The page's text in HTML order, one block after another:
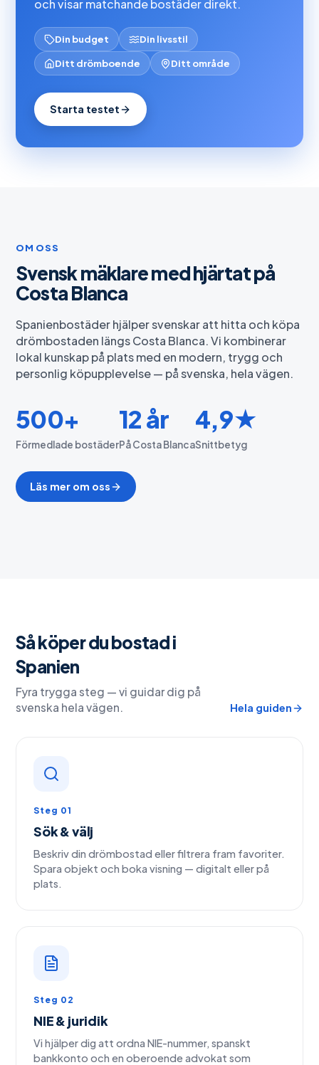
och visar matchande bostäder direkt.
Din budget Din livsstil
Ditt drömboende Ditt område
Starta testet
OM OSS
Svensk mäklare med hjärtat på
Costa Blanca
Spanienbostäder hjälper svenskar att hitta och köpa
drömbostaden längs Costa Blanca. Vi kombinerar
lokal kunskap på plats med en modern, trygg och
personlig köpupplevelse — på svenska, hela vägen.
500+
Förmedlade bostäder
12 år
På Costa Blanca
4,9★
Snittbetyg
Läs mer om oss
Så köper du bostad i
Spanien
Fyra trygga steg — vi guidar dig på
svenska hela vägen.
Hela guiden
Steg 01
Sök & välj
Beskriv din drömbostad eller filtrera fram favoriter.
Spara objekt och boka visning — digitalt eller på
plats.
Steg 02
NIE & juridik
Vi hjälper dig att ordna NIE-nummer, spanskt
bankkonto och en oberoende advokat som